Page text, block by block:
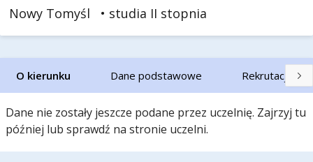
Nowy Tomyśl
• studia II stopnia
O kierunku Dane podstawowe Rekrutacja
Dane nie zostały jeszcze podane przez uczelnię. Zajrzyj tu
później lub sprawdź na stronie uczelni.